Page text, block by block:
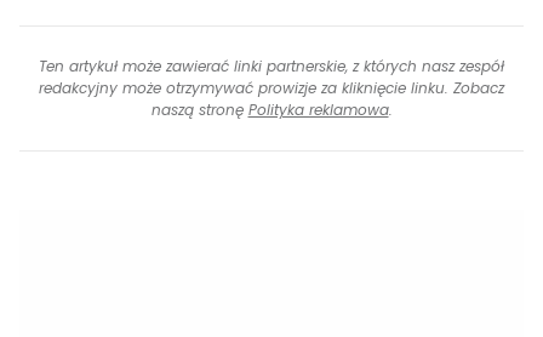
Ten artykuł może zawierać linki partnerskie, z których nasz zespół
redakcyjny może otrzymywać prowizje za kliknięcie linku. Zobacz
naszą stronę Polityka reklamowa.